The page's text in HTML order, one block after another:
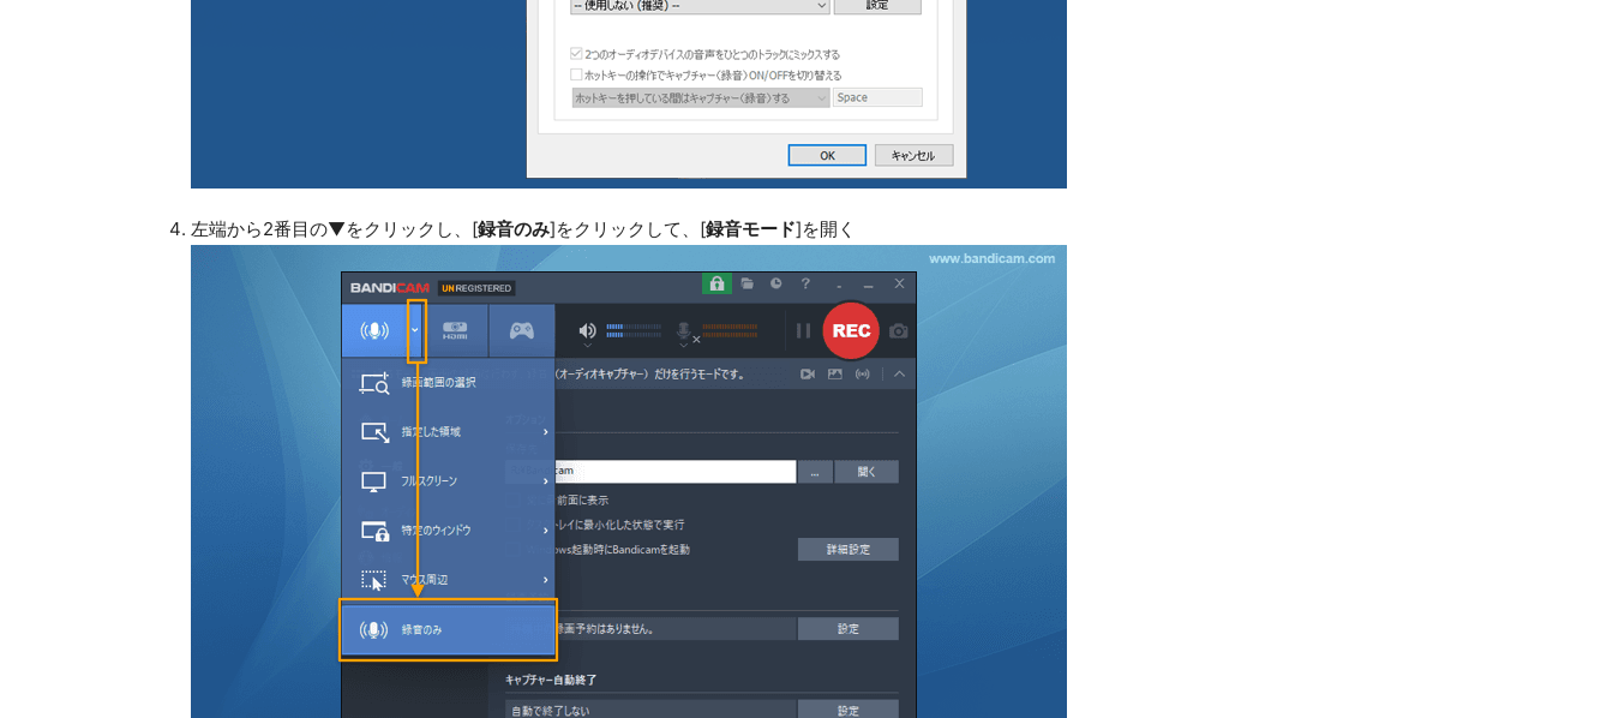
左端から2番目の▼をクリックし、[録音のみ]をクリックして、[録音モード]を開く